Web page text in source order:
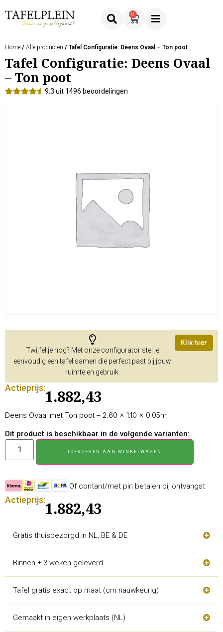
0
Home / Alle producten / Tafel Configuratie: Deens Ovaal – Ton poot
Tafel Configuratie: Deens Ovaal
– Ton poot
9.3 uit 1496 beoordelingen
Twijfel je nog? Met onze configurator stel je
eenvoudig een tafel samen die perfect past bij jouw
ruimte en gebruik.
Klik hier
Actieprijs:
1.882,43
Deens Ovaal met Ton poot – 2.60 × 1.10 × 0.05m
Dit product is beschikbaar in de volgende varianten:
TOEVOEGEN AAN WINKELWAGEN
Of contant/met pin betalen bij ontvangst
Actieprijs:
1.882,43
Gratis thuisbezorgd in NL, BE & DE
Binnen ± 3 weken geleverd
Tafel gratis exact op maat (cm nauwkeurig)
Gemaakt in eigen werkplaats (NL)